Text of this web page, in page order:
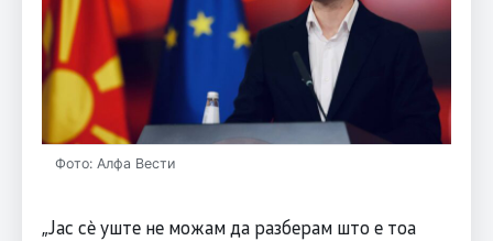
Фото: Алфа Вести
„Јас сè уште не можам да разберам што е тоа